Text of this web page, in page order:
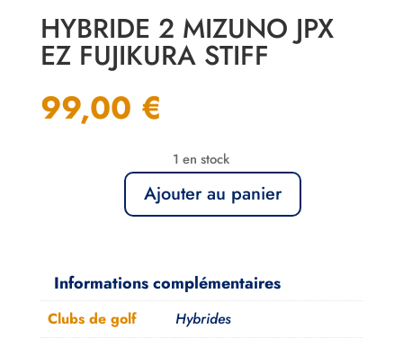
HYBRIDE 2 MIZUNO JPX
EZ FUJIKURA STIFF
99,00 €
1 en stock
quantité
2
Mizuno
JPX
Ajouter au panier
Informations complémentaires
Clubs de golf
Hybrides